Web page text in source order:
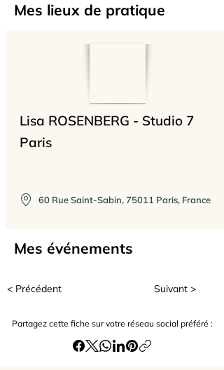
Mes lieux de pratique
Lisa ROSENBERG - Studio 7
Paris
60 Rue Saint-Sabin, 75011 Paris, France
Mes événements
< Précédent Suivant >
Partagez cette fiche sur votre réseau social préféré :